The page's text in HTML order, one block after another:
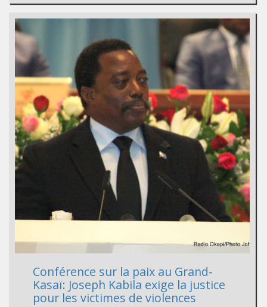
Conférence sur la paix au Grand-
Kasaï: Joseph Kabila exige la justice
pour les victimes de violences